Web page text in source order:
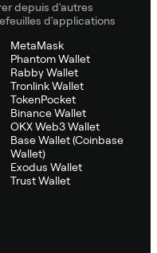
depuis d'autres
d'applications
MetaMask
Phantom Wallet
Rabby Wallet
Tronlink Wallet
TokenPocket
Binance Wallet
OKX Web3 Wallet
Base Wallet (Coinbase
Wallet)
Exodus Wallet
Trust Wallet